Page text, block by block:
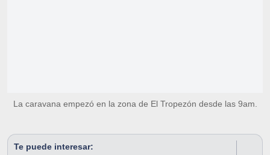
La caravana empezó en la zona de El Tropezón desde las 9am.
Te puede interesar: